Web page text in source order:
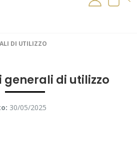
DI UTILIZZO
generali di utilizzo
30/05/2025